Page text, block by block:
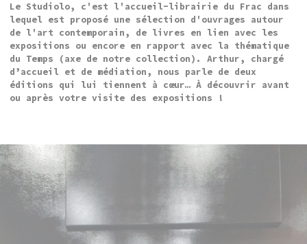
Le Studiolo, c'est l'accueil-librairie du Frac dans
lequel est proposé une sélection d'ouvrages autour
de l'art contemporain, de livres en lien avec les
expositions ou encore en rapport avec la thématique
du Temps (axe de notre collection). Arthur, chargé
d’accueil et de médiation, nous parle de deux
éditions qui lui tiennent à cœur… À découvrir avant
ou après votre visite des expositions !